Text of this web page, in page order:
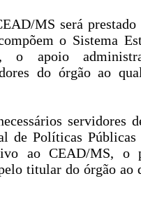
MS será
o Sistema
o apoio
do órgão ao
servidores
de Políticas Públicas
ao CEAD/MS, o
titular do órgão ao